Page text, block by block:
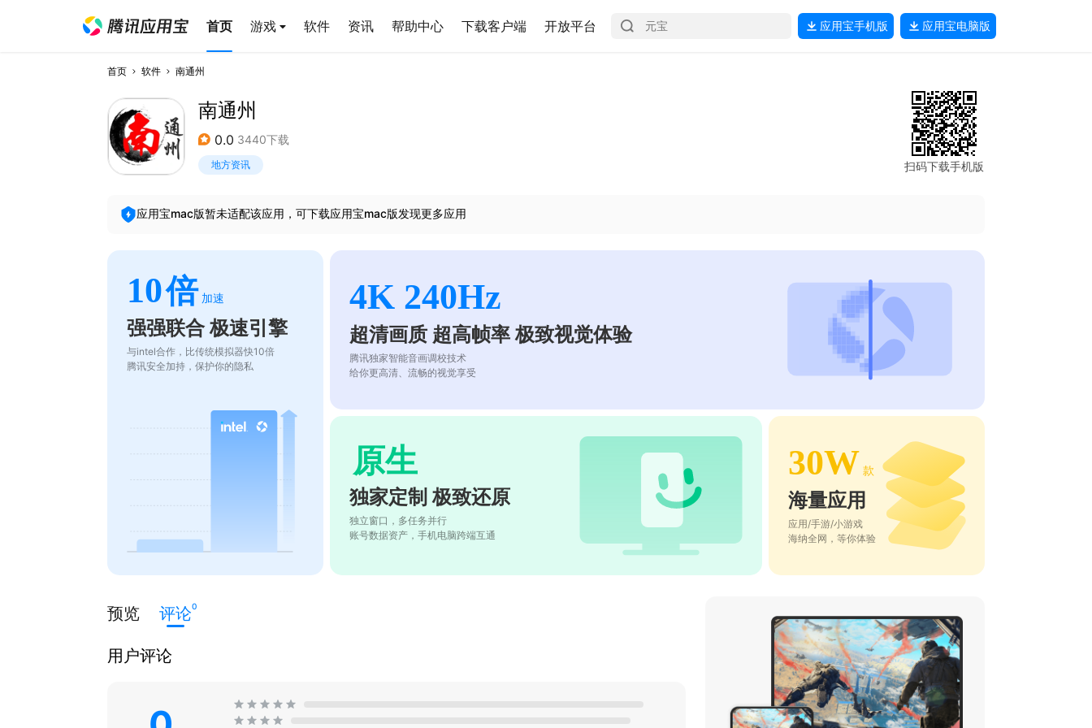
首页 游戏 软件 资讯 帮助中心 下载客户端 开放平台 应用宝手机版 应用宝电脑版
首页 软件 南通州
南通州
0.0 3440下载
地方资讯 扫码下载手机版
应用宝mac版暂未适配该应用，可下载应用宝mac版发现更多应用
10倍 加速
强强联合 极速引擎
与intel合作，比传统模拟器快10倍
腾讯安全加持，保护你的隐私
4K 240Hz
超清画质 超高帧率 极致视觉体验
腾讯独家智能音画调校技术
给你更高清、流畅的视觉享受
原生
独家定制 极致还原
独立窗口，多任务并行
账号数据资产，手机电脑跨端互通
30W 款
海量应用
应用/手游/小游戏
海纳全网，等你体验
预览 评论0
用户评论